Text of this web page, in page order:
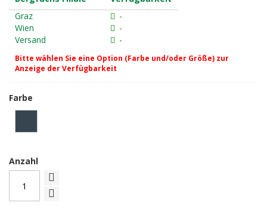
Graz
-
Wien
-
Versand
-
Bitte wählen Sie eine Option (Farbe und/oder Größe) zur
Anzeige der Verfügbarkeit
Farbe
Anzahl